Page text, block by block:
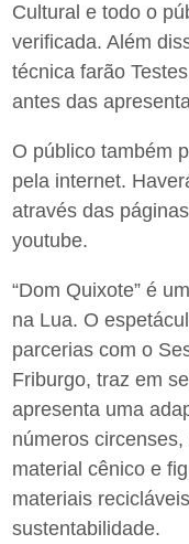
Cultural e todo o
verificada. Além
técnica farão
antes das
O público também
pela internet.
através das
youtube.
“Dom Quixote” é
na Lua. O
parcerias com o
Friburgo, traz em
apresenta uma
números
material cênico e
materiais
sustentabilidade.